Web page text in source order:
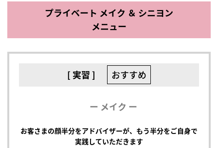
プライベート メイク ＆ シニヨン
メニュー
[ 実習 ] おすすめ
ー メイク ー
お客さまの顔半分をアドバイザーが、もう半分をご自身で
実践していただきます